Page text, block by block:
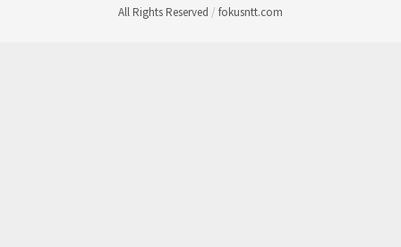
All Rights Reserved / fokusntt.com